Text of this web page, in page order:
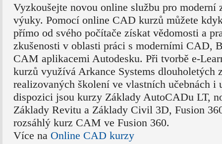
Vyzkoušejte novou online službu pro moderní
výuky. Pomocí online CAD kurzů můžete
přímo od svého počítače získat vědomosti a
zkušenosti v oblasti práci s moderními CAD,
CAM aplikacemi Autodesku. Při tvorbě e-
kurzů využívá Arkance Systems dlouholetých
realizovaných školení ve vlastních učebnách i
dispozici jsou kurzy Základy AutoCADu LT,
Základy Revitu a Základy Civil 3D, Fusion
rozsáhlý kurz CAM ve Fusion 360.
Více na Online CAD kurzy